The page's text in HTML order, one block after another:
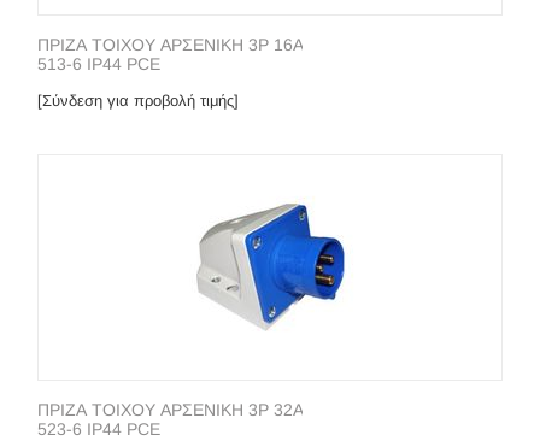
ΠΡΙΖΑ ΤΟΙΧΟΥ ΑΡΣΕΝΙΚΗ 3P 16A
513-6 IP44 PCE
[Σύνδεση για προβολή τιμής]
ΠΡΙΖΑ ΤΟΙΧΟΥ ΑΡΣΕΝΙΚΗ 3P 32A
523-6 IP44 PCE